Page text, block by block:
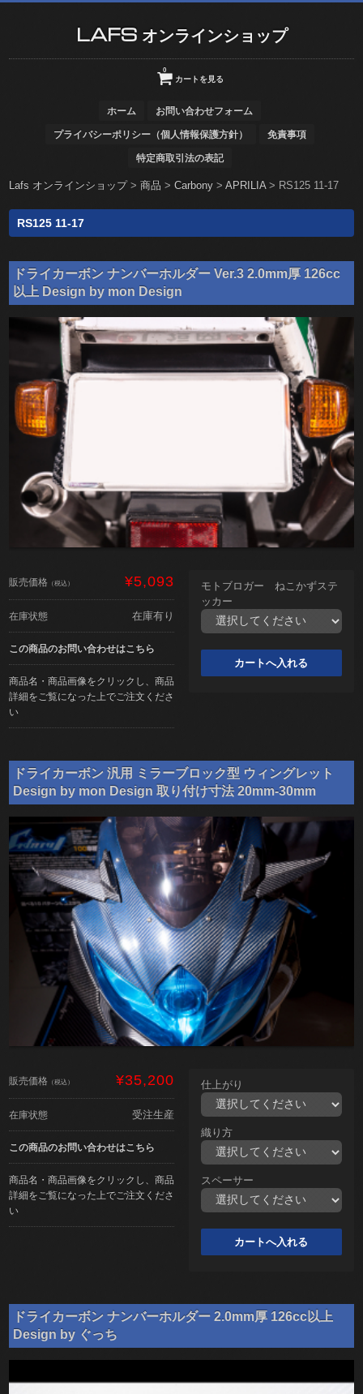
LAFS オンラインショップ
カートを見る
0
ホーム お問い合わせフォーム
プライバシーポリシー（個人情報保護方針） 免責事項
特定商取引法の表記
Lafs オンラインショップ>商品 >Carbony >APRILIA> RS125 11-17
RS125 11-17
ドライカーボン ナンバーホルダー Ver.3 2.0mm厚 126cc
以上 Design by mon Design
販売価格 （税込） ¥5,093
在庫状態 在庫有り
この商品のお問い合わせはこちら
商品名・商品画像をクリックし、商品
詳細をご覧になった上でご注文くださ
い
モトブロガー ねこかずステ
ッカー
ドライカーボン 汎用 ミラーブロック型 ウィングレット
Design by mon Design 取り付け寸法 20mm-30mm
販売価格 （税込） ¥35,200
在庫状態 受注生産
この商品のお問い合わせはこちら
商品名・商品画像をクリックし、商品
詳細をご覧になった上でご注文くださ
い
仕上がり
織り方
スペーサー
ドライカーボン ナンバーホルダー 2.0mm厚 126cc以上
Design by ぐっち